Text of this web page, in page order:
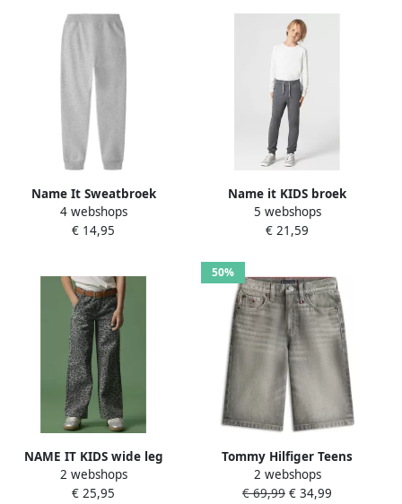
Name It Sweatbroek
NKMSWEAT – Jogger met
verstelbare tailleband en
4 webshops
€ 14,95
Name it KIDS broek
NKMHONK donkergrijs
melange Sweat Melée 116
5 webshops
€ 21,59
NAME IT KIDS wide leg
casual broek met
panterprint grijs
2 webshops
€ 25,95
50%
Tommy Hilfiger Teens
regular fit korte jeans met
5-pocketmodel
2 webshops
€ 69,99 € 34,99